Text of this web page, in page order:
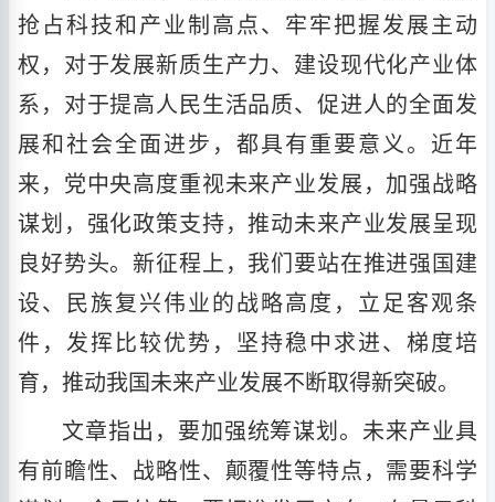
抢占科技和产业制高点、牢牢把握发展主动
权，对于发展新质生产力、建设现代化产业体
系，对于提高人民生活品质、促进人的全面发
展和社会全面进步，都具有重要意义。近年
来，党中央高度重视未来产业发展，加强战略
谋划，强化政策支持，推动未来产业发展呈现
良好势头。新征程上，我们要站在推进强国建
设、民族复兴伟业的战略高度，立足客观条
件，发挥比较优势，坚持稳中求进、梯度培
育，推动我国未来产业发展不断取得新突破。
文章指出，要加强统筹谋划。未来产业具
有前瞻性、战略性、颠覆性等特点，需要科学